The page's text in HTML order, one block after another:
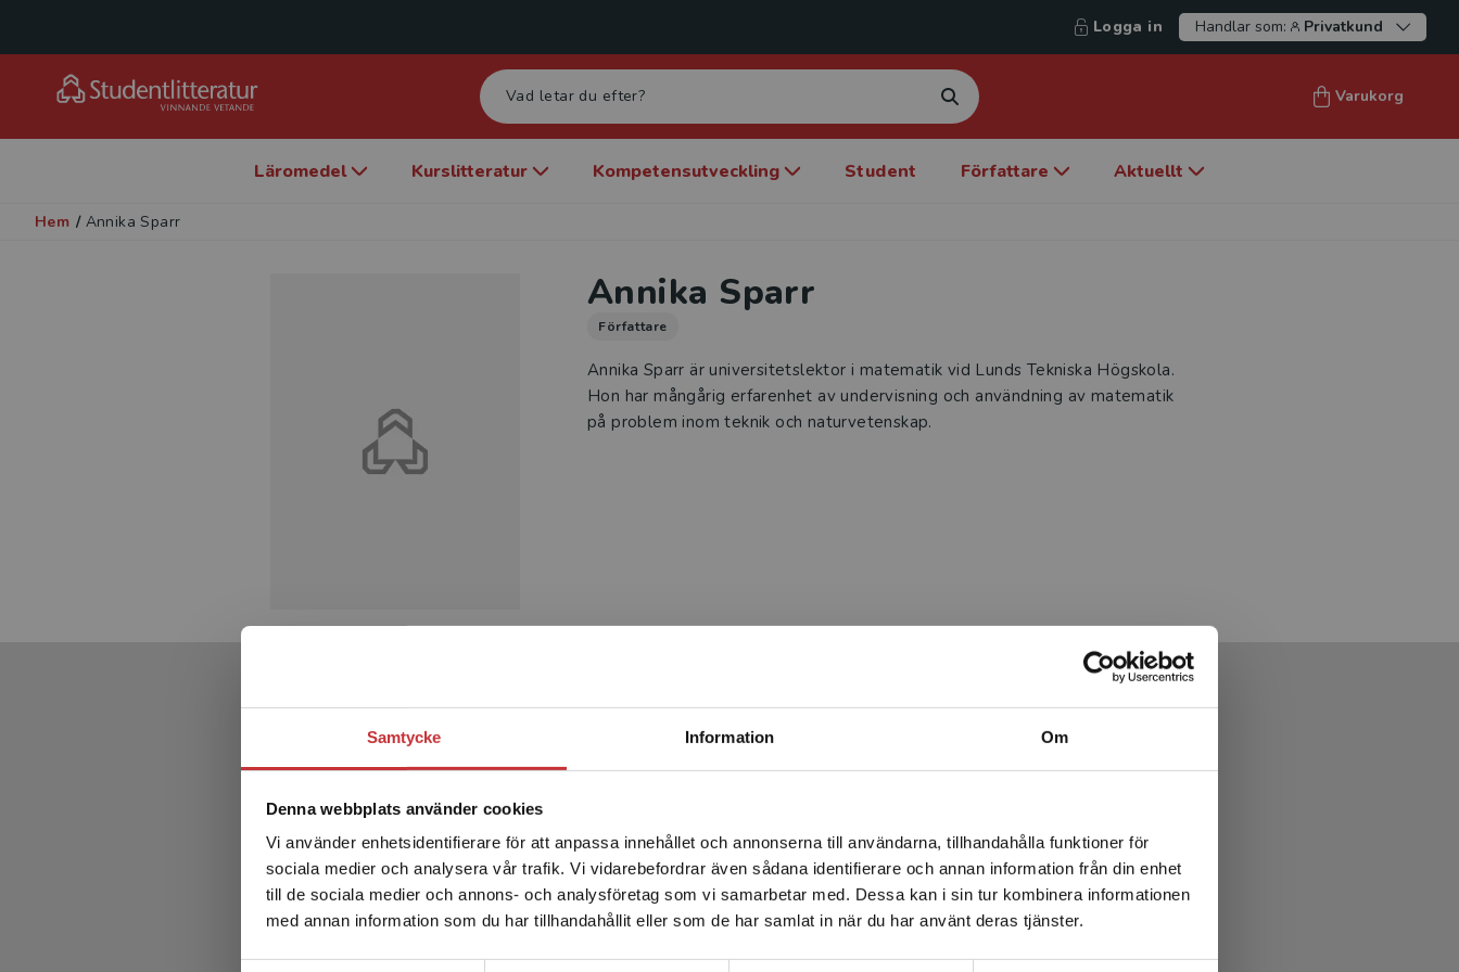
Samtycke Information Om
Denna webbplats använder cookies
Vi använder enhetsidentifierare för att anpassa innehållet och annonserna till användarna, tillhandahålla funktioner för
sociala medier och analysera vår trafik. Vi vidarebefordrar även sådana identifierare och annan information från din enhet
till de sociala medier och annons- och analysföretag som vi samarbetar med. Dessa kan i sin tur kombinera informationen
med annan information som du har tillhandahållit eller som de har samlat in när du har använt deras tjänster.
Begränsad fraktregion
Det verkar som att du besöker studentlitteratur.se via en
enhet utanför Sverige. Vi erbjuder inte leveranser utanför
Sverige. För att kunna slutföra ett köp måste
leveransadressen vara i Sverige.Läs mer
Logga in Handlar som: Privatkund
Varukorg
Läromedel Kurslitteratur Kompetensutveckling Student Författare Aktuellt
Hem / Annika Sparr
Annika Sparr
Författare
Annika Sparr är universitetslektor i matematik vid Lunds Tekniska Högskola.
Hon har mångårig erfarenhet av undervisning och användning av matematik
på problem inom teknik och naturvetenskap.
Produkter